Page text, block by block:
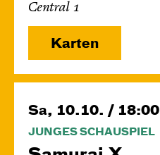
Central 1
Karten
Sa, 10.10. / 18:00
JUNGES SCHAUSPIEL